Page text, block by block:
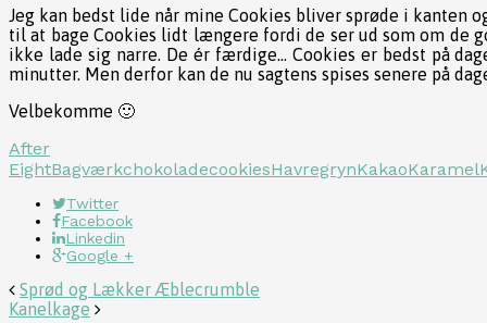
Jeg kan bedst lide når mine Cookies bliver sprøde i kanten
til at bage Cookies lidt længere fordi de ser ud som om de
ikke lade sig narre. De ér færdige… Cookies er bedst på
minutter. Men derfor kan de nu sagtens spises senere på
Velbekomme 🙂
After
EightBagværkchokoladecookiesHavregrynKakaoKaramel
Twitter
Facebook
Linkedin
Google +
Sprød og Lækker Æblecrumble
Kanelkage